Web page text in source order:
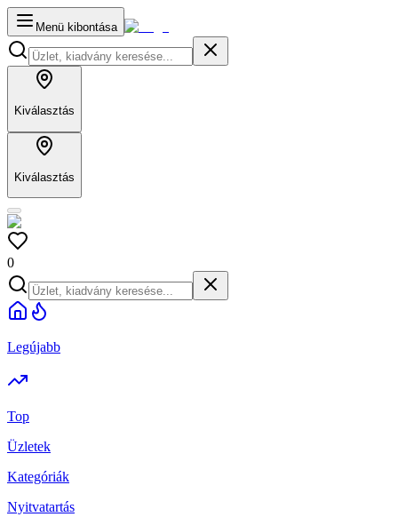
Menü kibontása
Kiválasztás
Kiválasztás
0
Legújabb
Top
Üzletek
Kategóriák
Nyitvatartás